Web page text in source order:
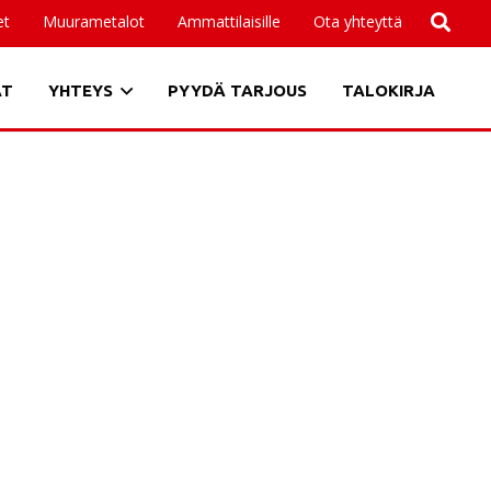
Muurametalot Ammattilaisille Ota yhteyttä
YHTEYS PYYDÄ TARJOUS TALOKIRJA